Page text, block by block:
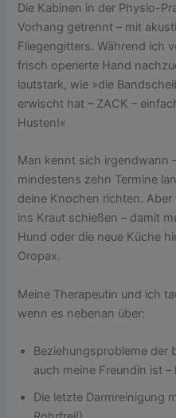
Die Kabinen in der Physio-
Vorhang getrennt – mit
Fliegengitters. Während ich
frisch operierte Hand
lautstark, wie »die
erwischt hat – ZACK –
Husten!«
Man kennt sich irgendwann
mindestens zehn Termine
deine Knochen richten.
ins Kraut schießen – damit
Hund oder die neue Küche
Oropax.
Meine Therapeutin und ich
wenn es nebenan über:
Beziehungsprobleme der
auch meine Freundin ist –
Die letzte Darmreinigung